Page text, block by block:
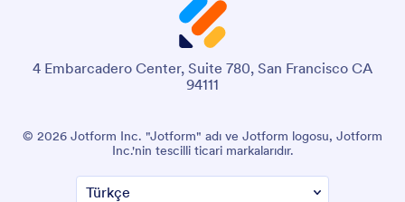
4 Embarcadero Center, Suite 780, San Francisco CA
94111
© 2026 Jotform Inc. "Jotform" adı ve Jotform logosu, Jotform
Inc.'nin tescilli ticari markalarıdır.